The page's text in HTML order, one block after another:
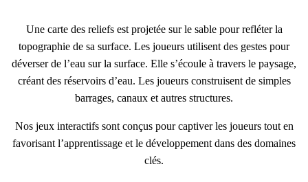
Une carte des reliefs est projetée sur le sable pour refléter la
topographie de sa surface. Les joueurs utilisent des gestes pour
déverser de l’eau sur la surface. Elle s’écoule à travers le paysage,
créant des réservoirs d’eau. Les joueurs construisent de simples
barrages, canaux et autres structures.
Nos jeux interactifs sont conçus pour captiver les joueurs tout en
favorisant l’apprentissage et le développement dans des domaines
clés.